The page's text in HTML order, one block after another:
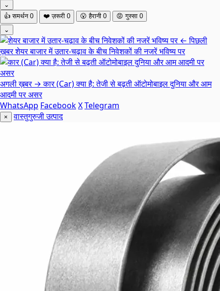
⌄
👍 समर्थन 0 ❤️ ज़रूरी 0 😮 हैरानी 0 😡 गुस्सा 0
⌄
← पिछली
ख़बरशेयर बाजार में उतार-चढ़ाव के बीच निवेशकों की नजरें भविष्य पर
अगली ख़बर →कार (Car) क्या है: तेजी से बढ़ती ऑटोमोबाइल दुनिया और आम
आदमी पर असर
WhatsApp FacebookXTelegram
× वास्तुगुरुजी उत्पाद